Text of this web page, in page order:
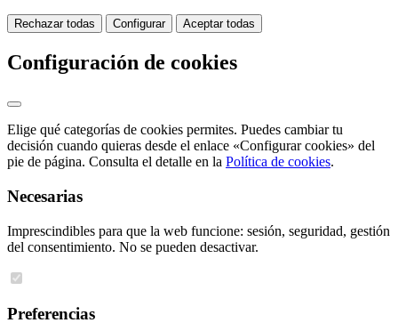
Rechazar todas Configurar Aceptar todas
Configuración de cookies
Elige qué categorías de cookies permites. Puedes cambiar tu
decisión cuando quieras desde el enlace «Configurar cookies» del
pie de página. Consulta el detalle en la Política de cookies.
Necesarias
Imprescindibles para que la web funcione: sesión, seguridad, gestión
del consentimiento. No se pueden desactivar.
Preferencias